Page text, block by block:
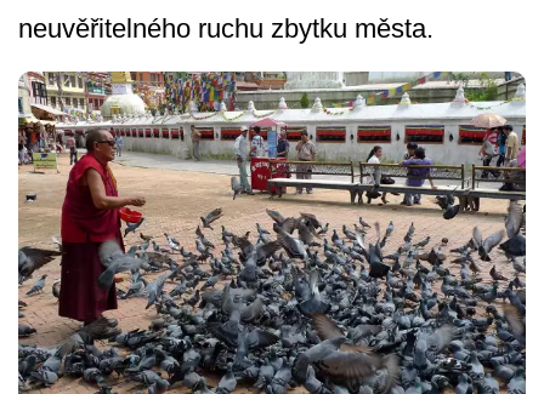
neuvěřitelného ruchu zbytku města.